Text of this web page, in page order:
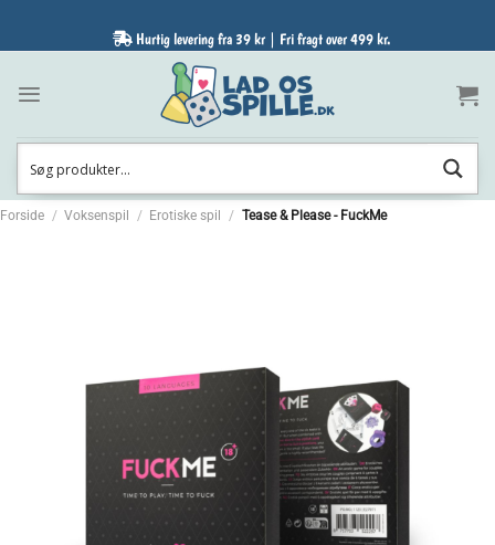
Hurtig levering fra 39 kr | Fri fragt over 499 kr.
Forside / Voksenspil / Erotiske spil / Tease & Please - FuckMe